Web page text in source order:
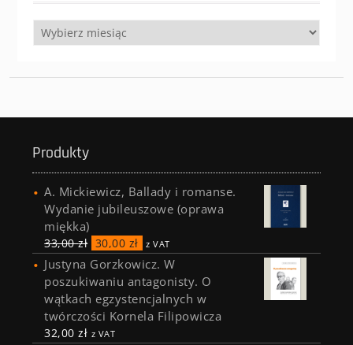
Archiwa
Produkty
A. Mickiewicz, Ballady i romanse.
Wydanie jubileuszowe (oprawa
miękka)
33,00zł 30,00 zł z VAT
Justyna Gorzkowicz. W
poszukiwaniu antagonisty. O
wątkach egzystencjalnych w
twórczości Kornela Filipowicza
32,00zł z VAT